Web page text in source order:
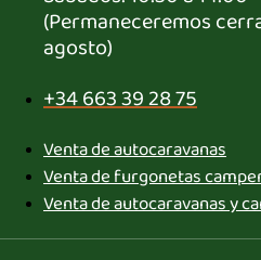
(Permaneceremos
agosto)
+34 663 39 28 75
Venta de autocaravanas
Venta de furgonetas
Venta de autocaravanas y